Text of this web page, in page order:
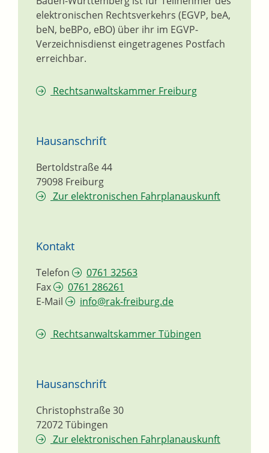
elektronischen Rechtsverkehrs (EGVP, beA,
beN, beBPo, eBO) über ihr im EGVP-
Verzeichnisdienst eingetragenes Postfach
erreichbar.
Rechtsanwaltskammer Freiburg
Hausanschrift
Bertoldstraße 44
79098 Freiburg
Zur elektronischen Fahrplanauskunft
Kontakt
Telefon
0761 32563
Fax
0761 286261
E-Mail
info@rak-freiburg.de
Rechtsanwaltskammer Tübingen
Hausanschrift
Christophstraße 30
72072Tübingen
Zur elektronischen Fahrplanauskunft